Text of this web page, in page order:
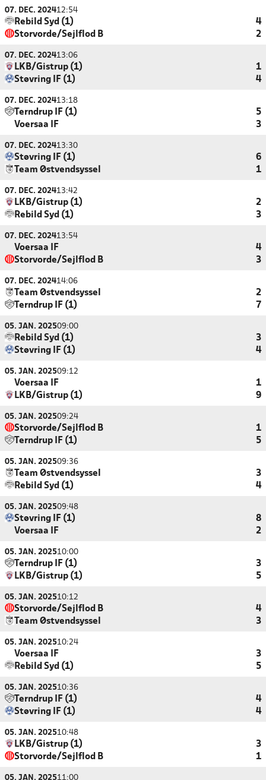
07. DEC. 202412:54
Rebild Syd (1)
4
Storvorde/Sejlflod B
2
07. DEC. 202413:06
LKB/Gistrup (1)
1
Støvring IF (1)
4
07. DEC. 202413:18
Terndrup IF (1)
5
Voersaa IF
3
07. DEC. 202413:30
Støvring IF (1)
6
Team Østvendsyssel
1
07. DEC. 202413:42
LKB/Gistrup (1)
2
Rebild Syd (1)
3
07. DEC. 202413:54
Voersaa IF
4
Storvorde/Sejlflod B
3
07. DEC. 202414:06
Team Østvendsyssel
2
Terndrup IF (1)
7
05. JAN. 202509:00
Rebild Syd (1)
3
Støvring IF (1)
4
05. JAN. 202509:12
Voersaa IF
1
LKB/Gistrup (1)
9
05. JAN. 202509:24
Storvorde/Sejlflod B
1
Terndrup IF (1)
5
05. JAN. 202509:36
Team Østvendsyssel
3
Rebild Syd (1)
4
05. JAN. 202509:48
Støvring IF (1)
8
Voersaa IF
2
05. JAN. 202510:00
Terndrup IF (1)
3
LKB/Gistrup (1)
5
05. JAN. 202510:12
Storvorde/Sejlflod B
4
Team Østvendsyssel
3
05. JAN. 202510:24
Voersaa IF
3
Rebild Syd (1)
5
05. JAN. 202510:36
Terndrup IF (1)
4
Støvring IF (1)
4
05. JAN. 202510:48
LKB/Gistrup (1)
3
Storvorde/Sejlflod B
1
05. JAN. 202511:00